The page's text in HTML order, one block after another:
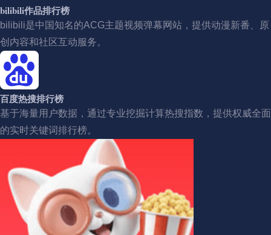
bilibili作品排行榜
bilibili是中国知名的ACG主题视频弹幕网站，提供动漫新番、原
创内容和社区互动服务。
百度热搜排行榜
基于海量用户数据，通过专业挖掘计算热搜指数，提供权威全面
的实时关键词排行榜。